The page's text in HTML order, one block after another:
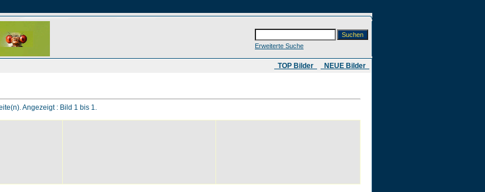
Erweiterte Suche
​ TOP Bilder NEUE Bilder
Angezeigt : Bild 1 bis 1.